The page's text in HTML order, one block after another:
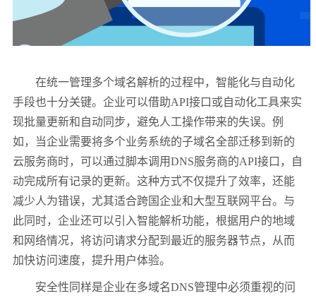
在统一管理多个域名解析的过程中，智能化与自动化
手段也十分关键。企业可以借助API接口或自动化工具来实
现批量更新和自动同步，避免人工操作带来的失误。例
如，当企业需要将多个业务系统的子域名全部迁移到新的
云服务商时，可以通过脚本调用DNS服务商的API接口，自
动完成所有记录的更新。这种方式不仅提升了效率，还能
减少人为错误，尤其适合跨国企业和大型互联网平台。与
此同时，企业还可以引入智能解析功能，根据用户的地域
和网络情况，将访问请求分配到最近的服务器节点，从而
加快访问速度，提升用户体验。
安全性同样是企业在多域名DNS管理中必须重视的问